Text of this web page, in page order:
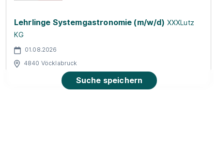
Lehrlinge Systemgastronomie (m/w/d) XXXLutz
KG
01.08.2026
4840 Vöcklabruck
Suche speichern